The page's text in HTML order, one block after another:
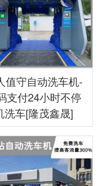
值守自动洗车机-
支付24小时不停
洗车[隆茂鑫晟]